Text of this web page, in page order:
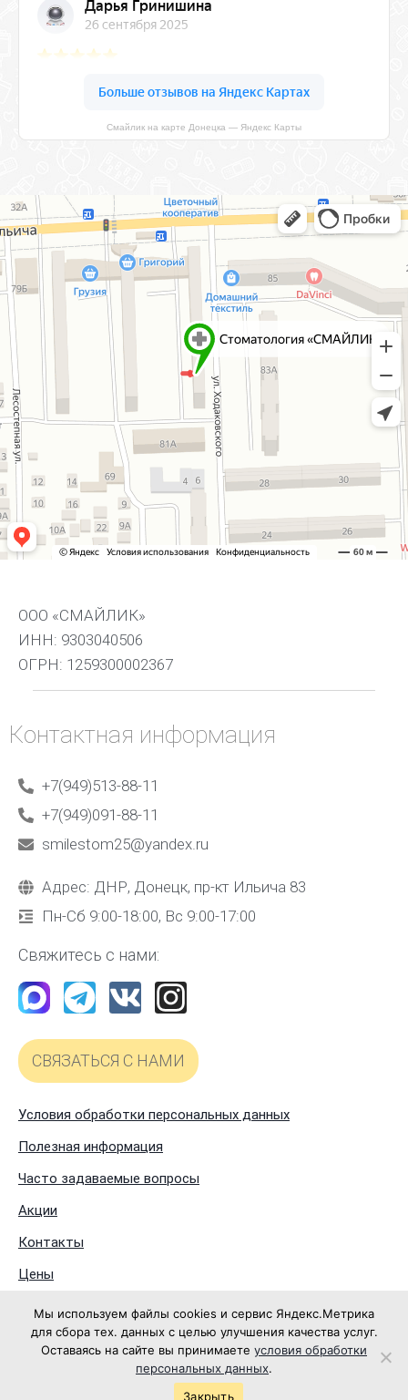
Смайлик на карте Донецка — Яндекс Карты
ООО «СМАЙЛИК»
ИНН: 9303040506
ОГРН: 1259300002367
Контактная информация
+7(949)513-88-11
+7(949)091-88-11
smilestom25@yandex.ru
Адрес: ДНР, Донецк, пр-кт Ильича 83
Пн-Сб 9:00-18:00, Вс 9:00-17:00
Свяжитесь с нами:
СВЯЗАТЬСЯ С НАМИ
Условия обработки персональных данных
Полезная информация
Часто задаваемые вопросы
Акции
Контакты
Цены
О нас
Разработано: SeoWEB61
Мы используем файлы cookies и сервис Яндекс.Метрика
для сбора тех. данных с целью улучшения качества услуг.
Оставаясь на сайте вы принимаете условия обработки
персональных данных.
Закрыть